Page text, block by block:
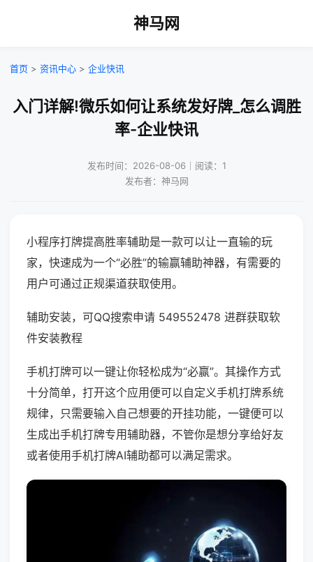
神马网
首页 > 资讯中心 > 企业快讯
入门详解!微乐如何让系统发好牌_怎么调胜
率-企业快讯
发布时间：2026-08-06｜阅读：1
发布者：神马网
小程序打牌提高胜率辅助是一款可以让一直输的玩
家，快速成为一个“必胜”的输赢辅助神器，有需要的
用户可通过正规渠道获取使用。
辅助安装，可QQ搜索申请 549552478 进群获取软
件安装教程
手机打牌可以一键让你轻松成为“必赢”。其操作方式
十分简单，打开这个应用便可以自定义手机打牌系统
规律，只需要输入自己想要的开挂功能，一键便可以
生成出手机打牌专用辅助器，不管你是想分享给好友
或者使用手机打牌AI辅助都可以满足需求。